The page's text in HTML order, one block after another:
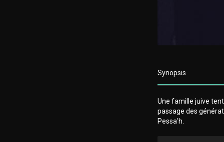
Synopsis
Une famille juive
passage des
Pessa'h.